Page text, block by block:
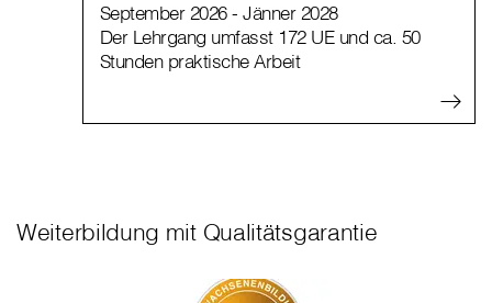
September 2026 - Jänner 2028
Der Lehrgang umfasst 172 UE und ca. 50
Stunden praktische Arbeit
Weiterbildung mit Qualitätsgarantie